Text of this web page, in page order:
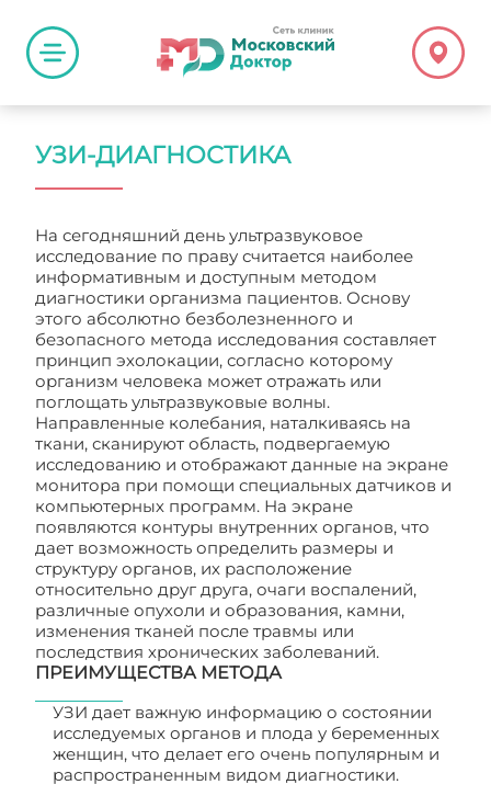
УЗИ-ДИАГНОСТИКА
На сегодняшний день ультразвуковое
исследование по праву считается наиболее
информативным и доступным методом
диагностики организма пациентов. Основу
этого абсолютно безболезненного и
безопасного метода исследования составляет
принцип эхолокации, согласно которому
организм человека может отражать или
поглощать ультразвуковые волны.
Направленные колебания, наталкиваясь на
ткани, сканируют область, подвергаемую
исследованию и отображают данные на экране
монитора при помощи специальных датчиков и
компьютерных программ. На экране
появляются контуры внутренних органов, что
дает возможность определить размеры и
структуру органов, их расположение
относительно друг друга, очаги воспалений,
различные опухоли и образования, камни,
изменения тканей после травмы или
последствия хронических заболеваний.
ПРЕИМУЩЕСТВА МЕТОДА
УЗИ дает важную информацию о состоянии
исследуемых органов и плода у беременных
женщин, что делает его очень популярным и
распространенным видом диагностики.